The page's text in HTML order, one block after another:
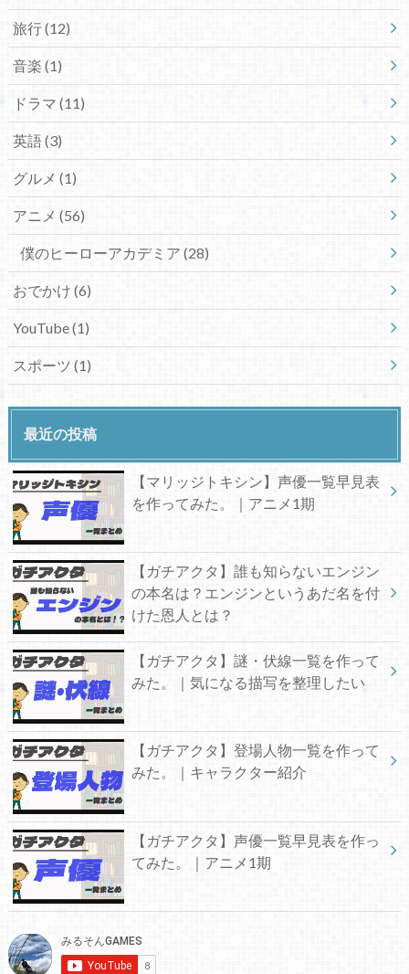
旅行(12)
音楽 (1)
ドラマ (11)
英語(3)
グルメ (1)
アニメ (56)
僕のヒーローアカデミア (28)
おでかけ (6)
YouTube(1)
スポーツ (1)
最近の投稿
【マリッジトキシン】声優一覧早見表
を作ってみた。｜アニメ1期
【ガチアクタ】誰も知らないエンジン
の本名は？エンジンというあだ名を付
けた恩人とは？
【ガチアクタ】謎・伏線一覧を作って
みた。｜気になる描写を整理したい
【ガチアクタ】登場人物一覧を作って
みた。｜キャラクター紹介
【ガチアクタ】声優一覧早見表を作っ
てみた。｜アニメ1期